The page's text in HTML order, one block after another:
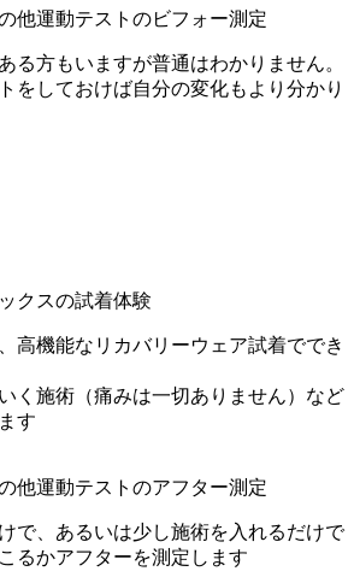
他運動テストのビフォー測定
る方もいますが普通はわかりません。
をしておけば自分の変化もより分かり
クスの試着体験
高機能なリカバリーウェア試着ででき
く施術（痛みは一切ありません）など
す
他運動テストのアフター測定
で、あるいは少し施術を入れるだけで
るかアフターを測定します